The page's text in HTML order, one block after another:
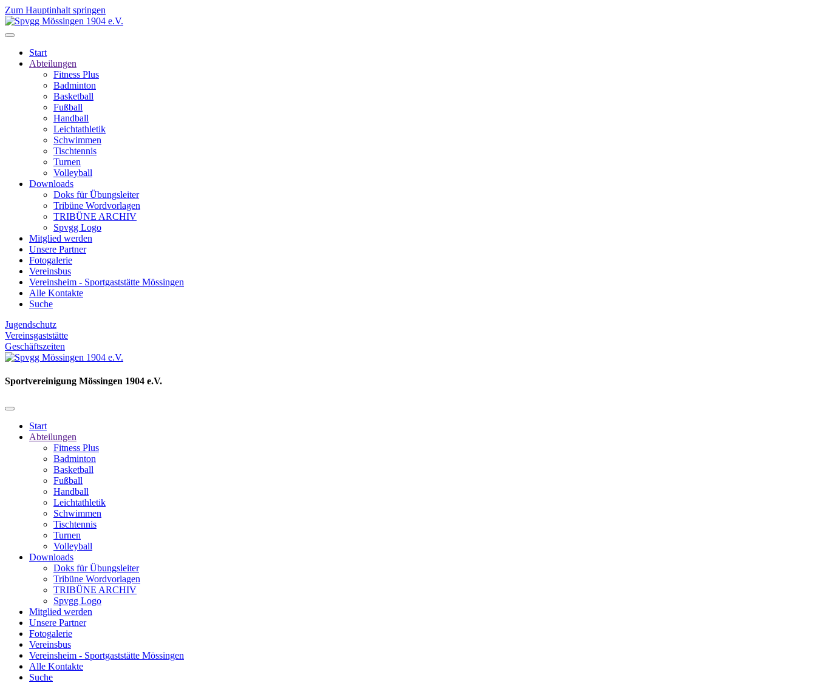
Zum Hauptinhalt springen
Start
Abteilungen
Fitness Plus
Badminton
Basketball
Fußball
Handball
Leichtathletik
Schwimmen
Tischtennis
Turnen
Volleyball
Downloads
Doks für Übungsleiter
Tribüne Wordvorlagen
TRIBÜNE ARCHIV
Spvgg Logo
Mitglied werden
Unsere Partner
Fotogalerie
Vereinsbus
Vereinsheim - Sportgaststätte Mössingen
Alle Kontakte
Suche
Jugendschutz
Vereinsgaststätte
Geschäftszeiten
Sportvereinigung Mössingen 1904 e.V.
Start
Abteilungen
Fitness Plus
Badminton
Basketball
Fußball
Handball
Leichtathletik
Schwimmen
Tischtennis
Turnen
Volleyball
Downloads
Doks für Übungsleiter
Tribüne Wordvorlagen
TRIBÜNE ARCHIV
Spvgg Logo
Mitglied werden
Unsere Partner
Fotogalerie
Vereinsbus
Vereinsheim - Sportgaststätte Mössingen
Alle Kontakte
Suche